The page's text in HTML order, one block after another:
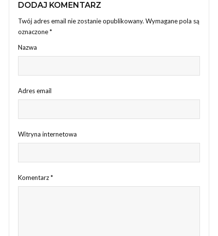
DODAJ KOMENTARZ
Twój adres email nie zostanie opublikowany. Wymagane pola są
oznaczone*
Nazwa
Adres email
Witryna internetowa
Komentarz*